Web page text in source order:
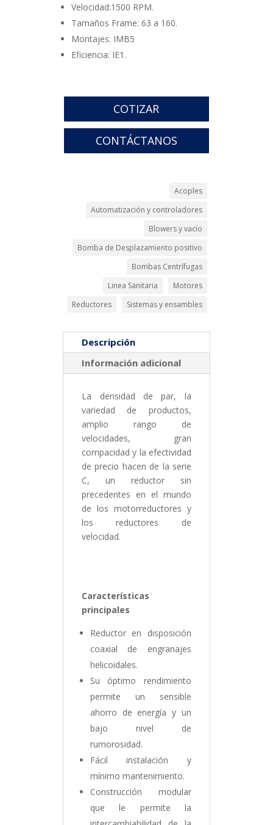
Velocidad:1500 RPM.
Tamaños Frame: 63 a 160.
Montajes: IMB5
Eficiencia: IE1.
COTIZAR
CONTÁCTANOS
Acoples
Automatización y controladores
Blowers y vacío
Bomba de Desplazamiento positivo
Bombas Centrífugas
Linea Sanitaria
Motores
Reductores
Sistemas y ensambles
Descripción
Información adicional
La densidad de par, la
variedad de productos,
amplio rango de
velocidades, gran
compacidad y la efectividad
de precio hacen de la serie
C, un reductor sin
precedentes en el mundo
de los motorreductores y
los reductores de
velocidad.
Características
principales
Reductor en disposición
coaxial de engranajes
helicoidales.
Su óptimo rendimiento
permite un sensible
ahorro de energía y un
bajo nivel de
rumorosidad.
Fácil instalación y
mínimo mantenimiento.
Construcción modular
que le permite la